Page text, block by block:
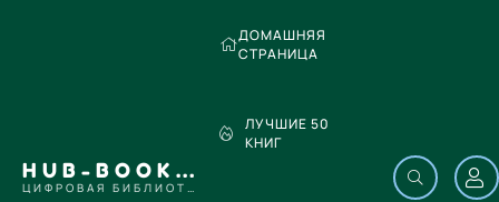
HUB-BOOKS.COM
ЦИФРОВАЯ БИБЛИОТЕКА
ДОМАШНЯЯ
СТРАНИЦА
ЛУЧШИЕ 50
КНИГ